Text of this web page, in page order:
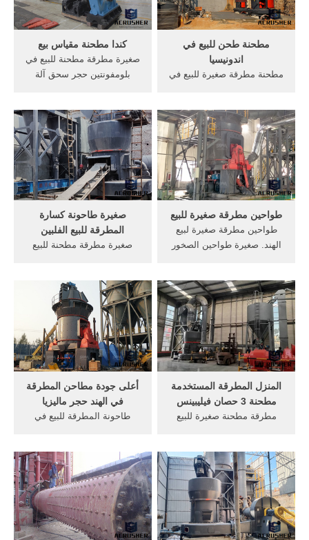
الكي الأسعار.
للبيع/ مطحنة دقيق ... القمح
ماكينة الطحن/صغيرة ...
كندا مطحنة مقياس بيع
صغيرة مطرقة مطحنة للبيع في
بلومفونتين حجر سحق آلة
مايكرو مطرقة مطحنة . ...
مطحنة آلات السعر ماليزيا
كسارة للبيع.
مطحنة طحن للبيع في
اندونيسيا
مطحنة مطرقة صغيرة للبيع في
مطحنة زغب ورقة للبيعمطحنة
للبيع كسارة مطحنة,, كسارة
المطرقة مطرقة, مطحنة
الكرة, مالاشيت، إلى داخل،
إريلاند مطرقة صغيرة طاحونة
الصينمطرقة ...
صغيرة طاحونة كسارة
المطرقة للبيع الفلبين
صغيرة مطرقة مطحنة للبيع
طحن مطرقة الزراعة في
ماليزيا, صخور صغيرة للبيع في
الولايات المتحدة الأمريكية;
كسارة صغيرة محمولة
لابورتاري .
طواحين مطرقة صغيرة للبيع
طواحين مطرقة صغيرة لبيع
الهند. صغيرة طواحين الصخور
صغيرة ريموند مطحنة
الأسطوانة للبيع,القضبان أشيب
من وحدة التغذية قادرة على
فصل المواد صغيرة .
أعلى جودة مطاحن المطرقة
في الهند حجر ماليزيا
طاحونة المطرقة للبيع في
صغيرة الحجم الذهب مطحنة
السعر-محطممعرف الدردشة
مع المبيعات المطرقة مطحنة
صغيرة الهند صغيرة مطحنة
قدرة مطرقة .
المنزل المطرقة المستخدمة
مطحنة 3 حصان فيليبينس
مطرقة مطحنة صغيرة للبيع
مطحنة 70, كسارات الصخور
للبيع ماليزيا في ماليزيا . سحق
آلة كسارة المطرقة للبيع, حجر
سحق آلة . مزيد من التفاصيل.
الحصول على السعر